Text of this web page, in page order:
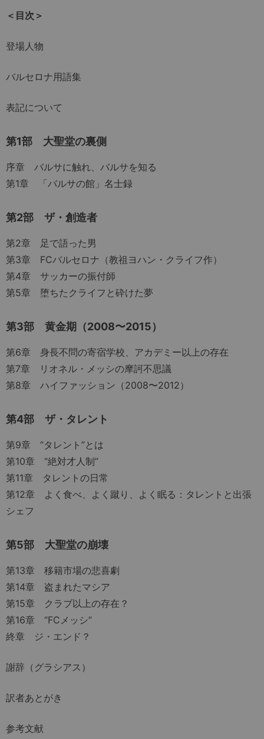
＜目次＞
登場人物
バルセロナ用語集
表記について
第1部 大聖堂の裏側
序章 バルサに触れ、バルサを知る
第1章 「バルサの館」名士録
第2部 ザ・創造者
第2章 足で語った男
第3章 FCバルセロナ（教祖ヨハン・クライフ作）
第4章 サッカーの振付師
第5章 堕ちたクライフと砕けた夢
第3部 黄金期（2008〜2015）
第6章 身長不問の寄宿学校、アカデミー以上の存在
第7章 リオネル・メッシの摩訶不思議
第8章 ハイファッション（2008〜2012）
第4部 ザ・タレント
第9章 “タレント”とは
第10章 “絶対才人制”
第11章 タレントの日常
第12章 よく食べ、よく蹴り、よく眠る：タレントと出張
シェフ
第5部 大聖堂の崩壊
第13章 移籍市場の悲喜劇
第14章 盗まれたマシア
第15章 クラブ以上の存在？
第16章 “FCメッシ”
終章 ジ・エンド？
謝辞（グラシアス）
訳者あとがき
参考文献